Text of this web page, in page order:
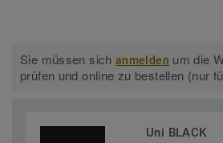
Sie müssen sichanmelden um die
prüfen und online zu bestellen (nur
Uni BLACK